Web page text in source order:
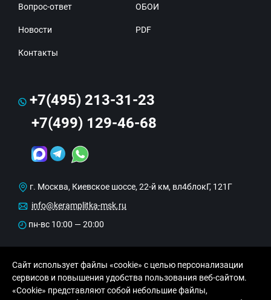
Вопрос-ответ
Новости
Контакты
ОБОИ
PDF
+7(495) 213-31-23
+7(499) 129-46-68
г. Москва, Киевское шоссе, 22-й км, вл4блокГ, 121Г
info@keramplitka-msk.ru
пн-вс 10:00 — 20:00
Сайт использует файлы «cookie» с целью персонализации
сервисов и повышения удобства пользования веб-сайтом.
«Cookie» представляют собой небольшие файлы,